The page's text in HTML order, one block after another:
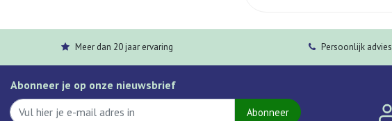
Meer dan 20 jaar ervaring Persoonlijk advies
Abonneer je op onze nieuwsbrief
Abonneer